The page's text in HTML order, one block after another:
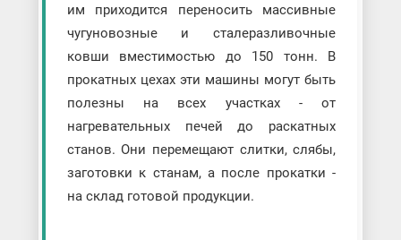
им приходится переносить массивные
чугуновозные и сталеразливочные
ковши вместимостью до 150 тонн. В
прокатных цехах эти машины могут быть
полезны на всех участках - от
нагревательных печей до раскатных
станов. Они перемещают слитки, слябы,
заготовки к станам, а после прокатки -
на склад готовой продукции.